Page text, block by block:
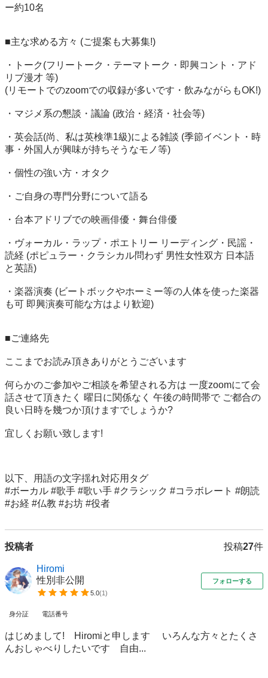
ー約10名
■主な求める方々 (ご提案も大募集!)
・トーク(フリートーク・テーマトーク・即興コント・アド
リブ漫才 等)
(リモートでのzoomでの収録が多いです・飲みながらもOK!)
・マジメ系の懇談・議論 (政治・経済・社会等)
・英会話(尚、私は英検準1級)による雑談 (季節イベント・時
事・外国人が興味が持ちそうなモノ等)
・個性の強い方・オタク
・ご自身の専門分野について語る
・台本アドリブでの映画俳優・舞台俳優
・ヴォーカル・ラップ・ポエトリー リーディング・民謡・
読経 (ポピュラー・クラシカル問わず 男性女性双方 日本語
と英語)
・楽器演奏 (ビートボックやホーミー等の人体を使った楽器
も可 即興演奏可能な方はより歓迎)
■ご連絡先
ここまでお読み頂きありがとうございます
何らかのご参加やご相談を希望される方は 一度zoomにて会
話させて頂きたく 曜日に関係なく 午後の時間帯で ご都合の
良い日時を幾つか頂けますでしょうか?
宜しくお願い致します!
以下、用語の文字揺れ対応用タグ
#ボーカル #歌手 #歌い手 #クラシック #コラボレート #朗読
#お経 #仏教 #お坊 #役者
投稿者 投稿27件
Hiromi
性別非公開
5.0(1)
フォローする
身分証 電話番号
はじめまして! Hiromiと申します いろんな方々とたくさ
んおしゃべりしたいです 自由...